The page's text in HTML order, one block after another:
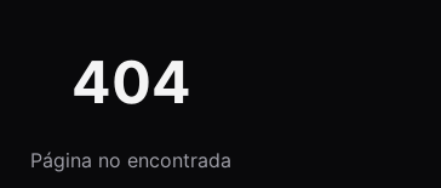
404
Página no encontrada